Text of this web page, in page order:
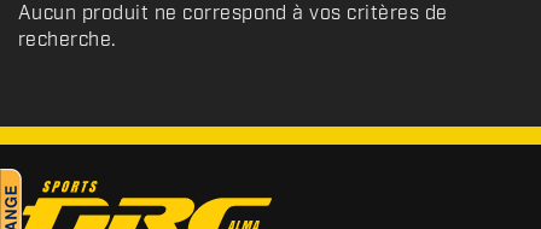
Aucun produit ne correspond à vos critères de
recherche.
C